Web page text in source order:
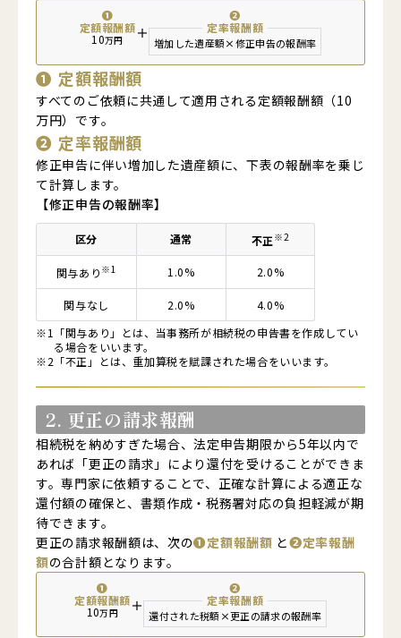
❶
定額報酬額
10万円 ＋
❷
定率報酬額
増加した遺産額×修正申告の報酬率
❶ 定額報酬額
すべてのご依頼に共通して適用される定額報酬額（10
万円）です。
❷ 定率報酬額
修正申告に伴い増加した遺産額に、下表の報酬率を乗じ
て計算します。
【修正申告の報酬率】
区分 通常 不正 ※2
関与あり ※1 1.0% 2.0%
関与なし 2.0%
4.0%
※1
「関与あり」とは、当事務所が相続税の申告書を作成してい
る場合をいいます。
※2 「不正」とは、重加算税を賦課された場合をいいます。
2. 更正の請求報酬
相続税を納めすぎた場合、法定申告期限から5年以内で
あれば「更正の請求」により還付を受けることができま
す。専門家に依頼することで、正確な計算による適正な
還付額の確保と、書類作成・税務署対応の負担軽減が期
待できます。
更正の請求報酬額は、次の❶定額報酬額 と❷定率報酬
額の合計額となります。
❶
定額報酬額
10万円 ＋
❷
定率報酬額
還付された税額 ×更正の請求の報酬率